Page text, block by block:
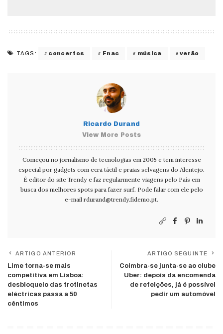
TAGS: concertos Fnac música verão
Ricardo Durand
View More Posts
Começou no jornalismo de tecnologias em 2005 e tem interesse
especial por gadgets com ecrã táctil e praias selvagens do Alentejo.
É editor do site Trendy e faz regularmente viagens pelo País em
busca dos melhores spots para fazer surf. Pode falar com ele pelo
e-mail rdurand@trendy.fidemo.pt.
ARTIGO ANTERIOR
Lime torna-se mais
competitiva em Lisboa:
desbloqueio das trotinetas
eléctricas passa a 50
cêntimos
ARTIGO SEGUINTE
Coimbra-se junta-se ao clube
Uber: depois da encomenda
de refeições, já é possível
pedir um automóvel